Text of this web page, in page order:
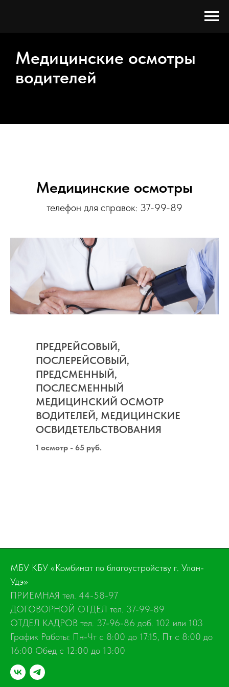
Медицинские осмотры
водителей
Медицинские осмотры
телефон для справок: 37-99-89
ПРЕДРЕЙСОВЫЙ,
ПОСЛЕРЕЙСОВЫЙ,
ПРЕДСМЕННЫЙ,
ПОСЛЕСМЕННЫЙ
МЕДИЦИНСКИЙ ОСМОТР
ВОДИТЕЛЕЙ, МЕДИЦИНСКИЕ
ОСВИДЕТЕЛЬСТВОВАНИЯ
1 осмотр - 65 руб.
МБУ КБУ «Комбинат по благоустройству г. Улан-
Удэ»
ПРИЕМНАЯ тел. 44-58-97
ДОГОВОРНОЙ ОТДЕЛ тел. 37-99-89
ОТДЕЛ КАДРОВ тел. 37-96-86 доб. 102 или 103
График Работы: Пн-Чт с 8:00 до 17:15, Пт с 8:00 до
16:00 Обед с 12:00 до 13:00